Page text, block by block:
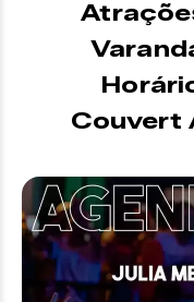
Couvert